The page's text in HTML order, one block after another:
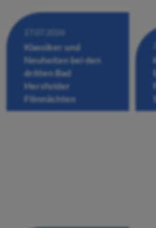
27.07.2026
Klassiker und
Neuheiten bei den
dritten Bad
Hersfelder
Filmnächten